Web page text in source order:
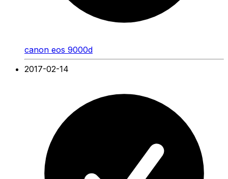
canon eos 9000d
2017-02-14